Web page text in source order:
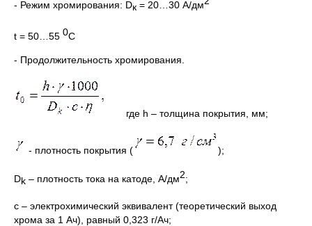
- Режим хромирования: Dк = 20…30 А/дм
t = 50…55 0С
- Продолжительность хромирования.
где h – толщина покрытия, мм;
- плотность покрытия ( );
Dk – плотность тока на катоде, А/дм2;
с – электрохимический эквивалент (теоретический выход
хрома за 1 Ач), равный 0,323 г/Ач;